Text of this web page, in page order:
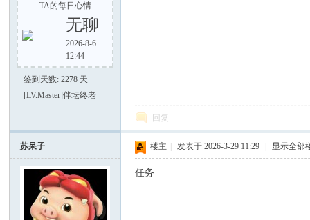
之
TA的每日心情
无聊
2026-8-6
12:44
签到天数: 2278 天
[LV.Master]伴坛终老
回复
苏呆子 楼主 发表于 2026-3-29 11:29 显示全部
任务